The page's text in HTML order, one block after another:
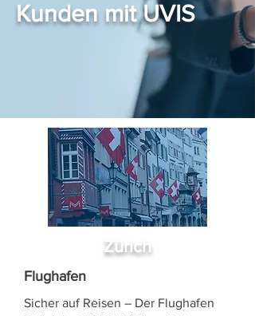
Kunden mit UVIS
Zürich
Flughafen
Sicher auf Reisen – Der Flughafen